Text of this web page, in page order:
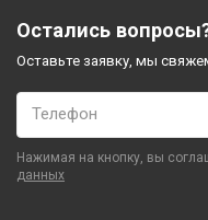
Остались
Оставьте заявку, мы
Телефон
Нажимая на кнопку, вы
данных